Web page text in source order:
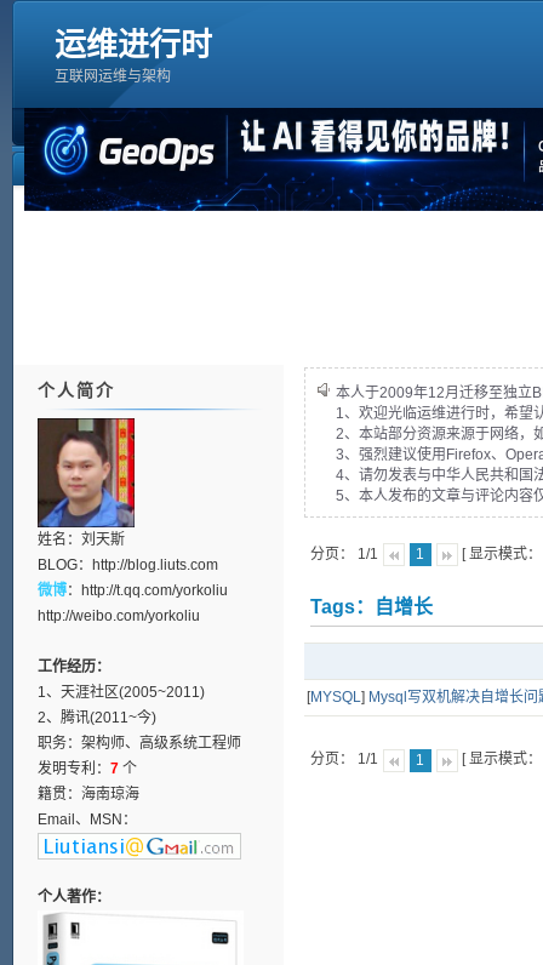
运维进行时
互联网运维与架构
本人于2009年12月迁移至独立
1、欢迎光临运维进行时，希望
2、本站部分资源来源于网络，
3、强烈建议使用Firefox、
4、请勿发表与中华人民共和国
5、本人发布的文章与评论内容
分页： 1/1 1 [ 显示模式
Tags：自增长
[MYSQL] Mysql写双机解决自增长问
分页： 1/1 1 [ 显示模式
个人简介
姓名：刘天斯
BLOG： http://blog.liuts.com
微博： http://t.qq.com/yorkoliu
http://weibo.com/yorkoliu
工作经历：
1、天涯社区(2005~2011)
2、腾讯(2011~今)
职务：架构师、高级系统工程师
发明专利： 7个
籍贯：海南琼海
Email、MSN：
个人著作：